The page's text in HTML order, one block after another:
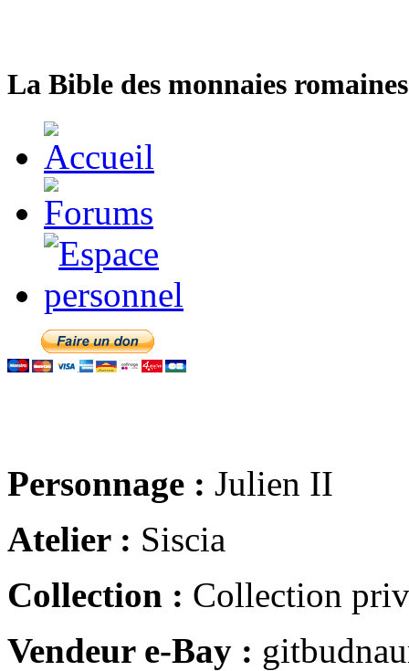
La Bible des monnaies
Personnage : Julien II
Atelier : Siscia
Collection : Collection
Vendeur e-Bay :